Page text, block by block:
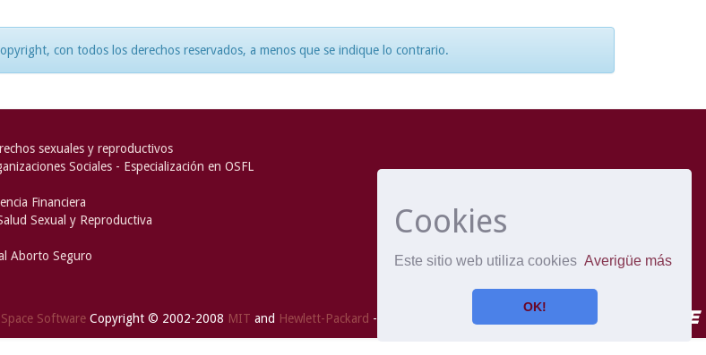
Cookies
Este sitio web utiliza cookies Averigüe más
OK!
con todos los derechos reservados, a menos que se indique lo contrario.
sexuales y reproductivos
Sociales - Especialización en OSFL
Financiera
Sexual y Reproductiva
Aborto Seguro
Software Copyright © 2002-2008 MIT and Hewlett-Packard - Extensión mantenida y optimizado por